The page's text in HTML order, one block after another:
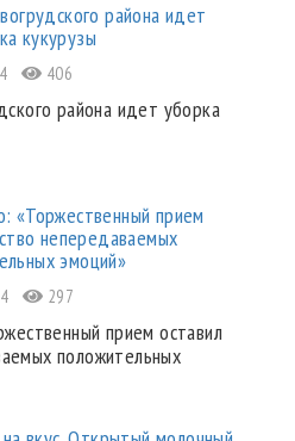
406
района идет уборка
297
прием оставил
положительных